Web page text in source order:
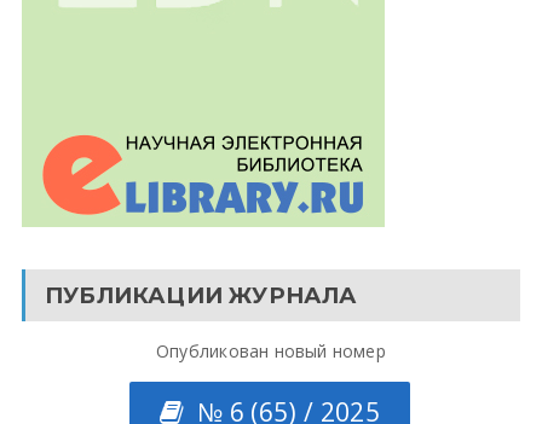
ПУБЛИКАЦИИ ЖУРНАЛА
Опубликован новый номер
№ 6 (65) / 2025